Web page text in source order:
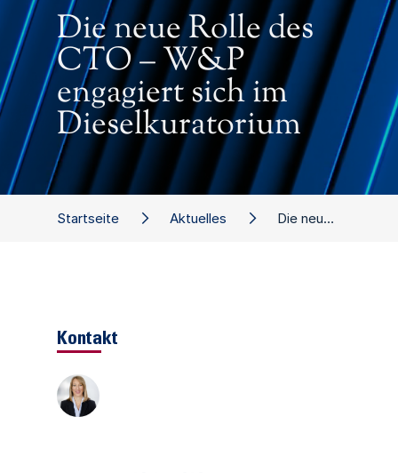
Startseite Aktuelles Die neue Rolle des CTO – W&P engagiert sich im Dieselkuratorium
Kontakt
Die neue Rolle des
CTO – W&P
engagiert sich im
Dieselkuratorium